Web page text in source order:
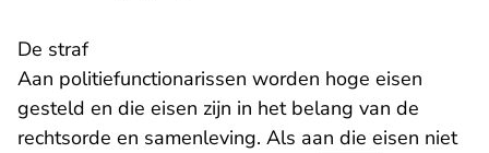
De straf
Aan politiefunctionarissen worden hoge eisen
gesteld en die eisen zijn in het belang van de
rechtsorde en samenleving. Als aan die eisen niet